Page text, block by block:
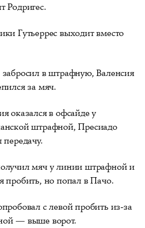
Родригес.
Гутьеррес выходит вместо
в штрафную, Валенсия
за мяч.
оказался в офсайде у
штрафной, Пресиадо
передачу.
мяч у линии штрафной и
пробить, но попал в Пачо.
с левой пробить из-за
— выше ворот.